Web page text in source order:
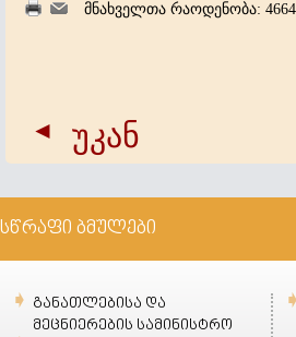
მნახველთა რაოდენობა: 4664
უკან
სწრაფი ბმულები
განათლებისა და
მეცნიერების სამინისტრო